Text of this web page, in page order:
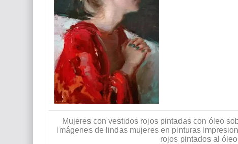
Mujeres con vestidos rojos pintadas con óleo
Imágenes de lindas mujeres en pinturas
rojos pintados al